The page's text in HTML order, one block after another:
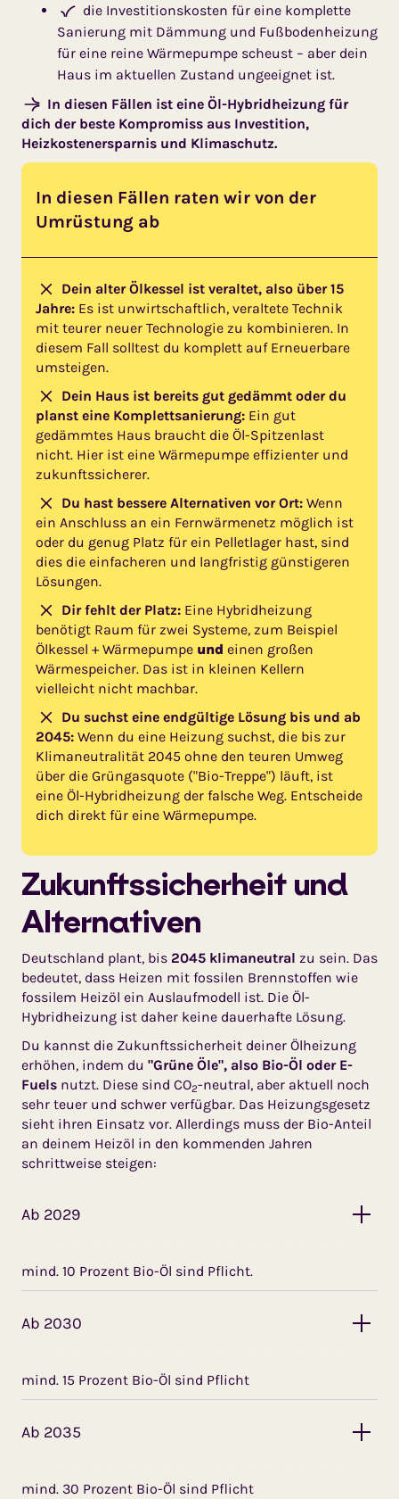
die Investitionskosten für eine komplette
Sanierung mit Dämmung und Fußbodenheizung
für eine reine Wärmepumpe scheust – aber dein
Haus im aktuellen Zustand ungeeignet ist.
In diesen Fällen ist eine Öl-Hybridheizung für
dich der beste Kompromiss aus Investition,
Heizkostenersparnis und Klimaschutz.
In diesen Fällen raten wir von der
Umrüstung ab
Dein alter Ölkessel ist veraltet, also über 15
Jahre: Es ist unwirtschaftlich, veraltete Technik
mit teurer neuer Technologie zu kombinieren. In
diesem Fall solltest du komplett auf Erneuerbare
umsteigen.
Dein Haus ist bereits gut gedämmt oder du
planst eine Komplettsanierung: Ein gut
gedämmtes Haus braucht die Öl-Spitzenlast
nicht. Hier ist eine Wärmepumpe effizienter und
zukunftssicherer.
Du hast bessere Alternativen vor Ort:Wenn
ein Anschluss an ein Fernwärmenetz möglich ist
oder du genug Platz für ein Pelletlager hast, sind
dies die einfacheren und langfristig günstigeren
Lösungen.
Dir fehlt der Platz:Eine Hybridheizung
benötigt Raum für zwei Systeme, zum Beispiel
Ölkessel + Wärmepumpe und einen großen
Wärmespeicher. Das ist in kleinen Kellern
vielleicht nicht machbar.
Du suchst eine endgültige Lösung bis und ab
2045: Wenn du eine Heizung suchst, die bis zur
Klimaneutralität 2045 ohne den teuren Umweg
über die Grüngasquote ("Bio-Treppe") läuft, ist
eine Öl-Hybridheizung der falsche Weg. Entscheide
dich direkt für eine Wärmepumpe.
Zukunfts­sicherheit und
Alternativen
Deutschland plant, bis 2045 klimaneutral zu sein. Das
bedeutet, dass Heizen mit fossilen Brennstoffen wie
fossilem Heizöl ein Auslaufmodell ist. Die Öl-
Hybridheizung ist daher keine dauerhafte Lösung.
Du kannst die Zukunftssicherheit deiner Ölheizung
erhöhen, indem du "Grüne Öle", also Bio-Öl oder E-
Fuels nutzt. Diese sind CO2-neutral, aber aktuell noch
sehr teuer und schwer verfügbar. Das Heizungsgesetz
sieht ihren Einsatz vor. Allerdings muss der Bio-Anteil
an deinem Heizöl in den kommenden Jahren
schrittweise steigen:
Ab 2029
mind. 10 Prozent Bio-Öl sind Pflicht.
Ab 2030
mind. 15 Prozent Bio-Öl sind Pflicht
Ab 2035
mind. 30 Prozent Bio-Öl sind Pflicht